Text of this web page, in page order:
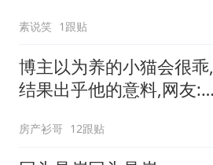
素说笑 1跟贴
博主以为养的小猫会很乖,
结果出乎他的意料,网友:
格
房产衫哥 12跟贴